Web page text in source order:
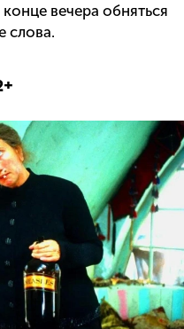
вечера обняться
слова.